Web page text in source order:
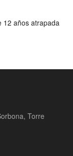
12 años atrapada
Torre